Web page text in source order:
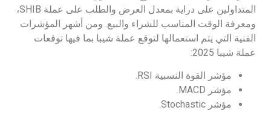
المتداولين على دراية بمعدل العرض والطلب على عملة SHIB،
ومعرفة الوقت المناسب للشراء والبيع. ومن أشهر المؤشرات
الفنية التي يتم استعمالها لتوقع عملة شيبا بما فيها توقعات
عملة شيبا 2025:
مؤشر القوة النسبية RSI.
مؤشر MACD.
مؤشر Stochastic.